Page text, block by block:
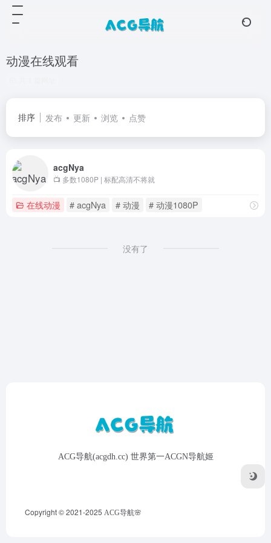
动漫在线观看
排序 发布 更新 浏览 点赞
acgNya
📺 多数1080P | 标配高清不将就
在线动漫 # acgNya # 动漫 # 动漫1080P
没有了
ACG导航(acgdh.cc) 世界第一ACGN导航姬
Copyright © 2021-2025 ACG导航🌸